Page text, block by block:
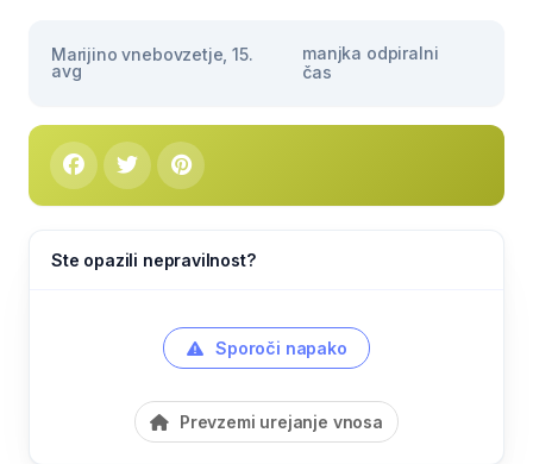
Marijino vnebovzetje, 15.
avg
manjka odpiralni
čas
Ste opazili nepravilnost?
Sporoči napako
Prevzemi urejanje vnosa